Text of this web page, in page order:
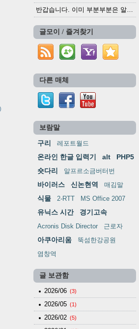
반갑습니다. 이미 부분부분은 알려진 정보들이...
글모이 / 즐겨찾기
다른 매체
보람말
구리 레포트월드
온라인 한글 입력기 alt
PHP5
숏다리
알프르소금버터번
바이러스 신논현역 매김말
식물 2-RTT MS Office 2007
유닉스 시간 경기고속
Acronis Disk Director 근로자
아쿠아리움
뚝섬한강공원
염창역
글 보관함
2026/06 (3)
2026/05 (1)
2026/02 (5)